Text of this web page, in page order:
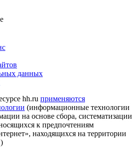
данных
hh.ru применяются
(информационные технологии
на основе сбора, систематизации
к предпочтениям
находящихся на территории